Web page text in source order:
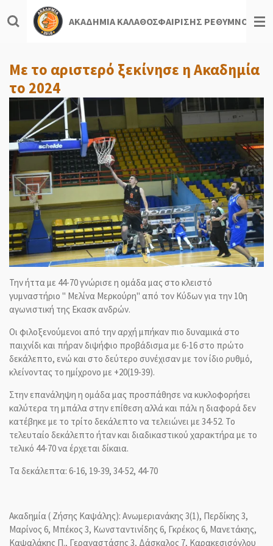
to
ΑΚΑΔΗΜΙΑ ΚΑΛΑΘΟΣΦΑΙΡΙΣΗΣ ΡΕΘΥΜΝΟΥ
Με το αριστερό ξεκίνησε η Ακαδημία
το 2024
Την ήττα με 44-70 γνώρισε η ομάδα μας στο κλειστό
γυμναστήριο " Μελίνα Μερκούρη" από τον Κύδων για την 10η
αγωνιστική της Εκασκ ανδρών.
Οι φιλοξενούμενοι από την αρχή μπήκαν πιο δυναμικά στο
παιχνίδι και πήραν διψήφιο προβάδισμα με 6-16 στο πρώτο
δεκάλεπτο, ενώ και στο δεύτερο συνέχισαν με τον ίδιο ρυθμό,
κλείνοντας το ημίχρονο με +20(19-39).
Στην επανάληψη η ομάδα μας προσπάθησε να κυκλοφορήσει
καλύτερα τη μπάλα στην επίθεση αλλά και πάλι η διαφορά δεν
κατέβηκε με το τρίτο δεκάλεπτο να τελειώνει με 34-52. Το
τελευταίο δεκάλεπτο ήταν και διαδικαστικού χαρακτήρα με το
τελικό 44-70 να έρχεται δίκαια.
Τα δεκάλεπτα: 6-16, 19-39, 34-52, 44-70
Ακαδημία ( Ζήσης Καψάλης): Ανωμεριανάκης 3(1), Περδίκης 3,
Μαρίνος 6, Μπέκος 3, Κωνσταντινίδης 6, Γκρέκος 6, Μανετάκης,
Καψαλάκης Π., Γεραναστάσης 3, Δάσκαλος 7, Καρακεσισόγλου